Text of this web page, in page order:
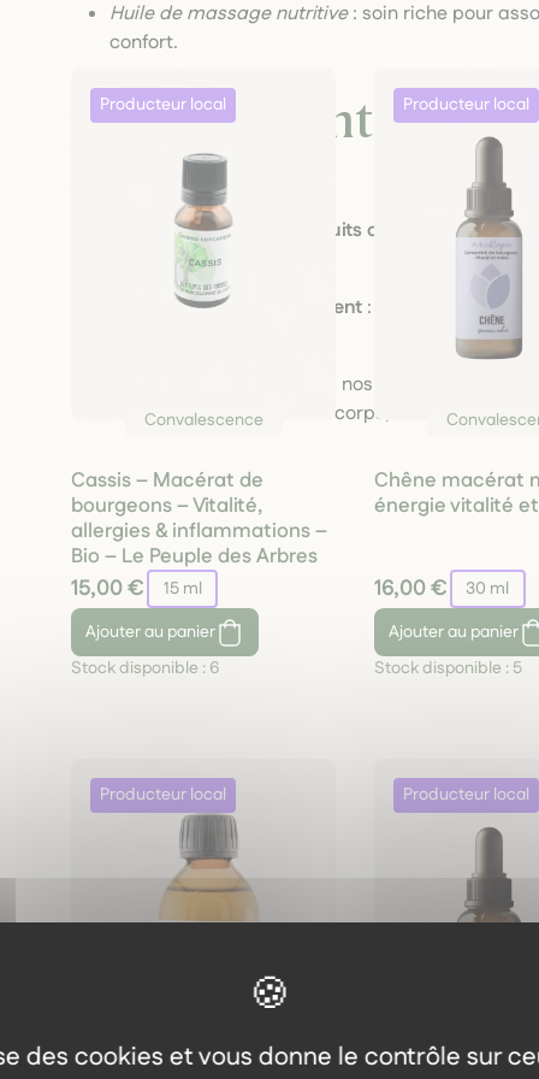
des cookies et vous donne le contrôle sur
Huile de massage nutritive: soin riche pour
confort.
L’engagement de
Orties
Production locale et circuits courts
: chaque
Respect de l’environnement : cultures
: nos formules
naturels, respectueux du corps, de l’esprit et de
Convalescence
Cassis – Macérat de
bourgeons – Vitalité,
allergies & inflammations –
Bio – Le Peuple des Arbres
15,00 €
15 ml
Ajouter
au panier
Stock disponible : 6
Chêne macérat
énergie vitalité
16,00 €
30 ml
Ajouter
au panier
Stock disponible : 5